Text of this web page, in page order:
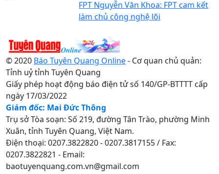
FPT Nguyễn Văn Khoa: FPT cam kết
làm chủ công nghệ lõi
© 2020 Báo Tuyên Quang Online- Cơ quan chủ quản:
Tỉnh uỷ tỉnh Tuyên Quang
Giấy phép hoạt động báo điện tử số 140/GP-BTTTT cấp
ngày 17/03/2022
Giám đốc: Mai Đức Thông
Trụ sở Tòa soạn: Số 219, đường Tân Trào, phường Minh
Xuân, tỉnh Tuyên Quang, Việt Nam.
Điện thoại: 0207.3822820 - 0207.3817155 / Fax:
0207.3822821 - Email:
baotuyenquang.com.vn@gmail.com